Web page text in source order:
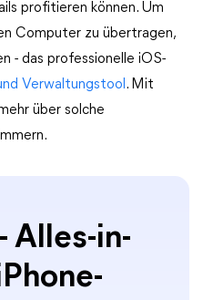
profitieren können. Um
Computer zu übertragen,
- das professionelle iOS-
Verwaltungstool . Mit
über solche
Alles-in-